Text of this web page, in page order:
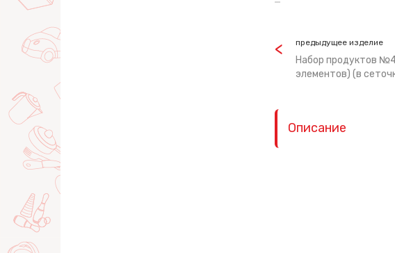
предыдущее изделие
Набор продуктов
элементов) (в
Описание